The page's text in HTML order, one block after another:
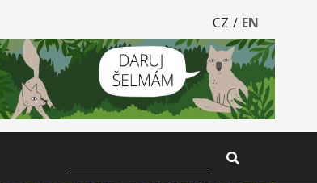
CZ / EN